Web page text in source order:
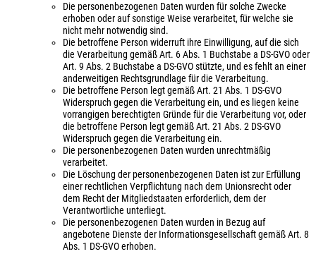
Die personenbezogenen Daten wurden für solche Zwecke
erhoben oder auf sonstige Weise verarbeitet, für welche sie
nicht mehr notwendig sind.
Die betroffene Person widerruft ihre Einwilligung, auf die sich
die Verarbeitung gemäß Art. 6 Abs. 1 Buchstabe a DS-GVO oder
Art. 9 Abs. 2 Buchstabe a DS-GVO stützte, und es fehlt an einer
anderweitigen Rechtsgrundlage für die Verarbeitung.
Die betroffene Person legt gemäß Art. 21 Abs. 1 DS-GVO
Widerspruch gegen die Verarbeitung ein, und es liegen keine
vorrangigen berechtigten Gründe für die Verarbeitung vor, oder
die betroffene Person legt gemäß Art. 21 Abs. 2 DS-GVO
Widerspruch gegen die Verarbeitung ein.
Die personenbezogenen Daten wurden unrechtmäßig
verarbeitet.
Die Löschung der personenbezogenen Daten ist zur Erfüllung
einer rechtlichen Verpflichtung nach dem Unionsrecht oder
dem Recht der Mitgliedstaaten erforderlich, dem der
Verantwortliche unterliegt.
Die personenbezogenen Daten wurden in Bezug auf
angebotene Dienste der Informationsgesellschaft gemäß Art. 8
Abs. 1 DS-GVO erhoben.